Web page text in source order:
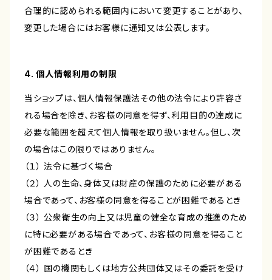
合理的に認められる範囲内において変更することがあり、
変更した場合にはお客様に通知又は公表します。
4. 個人情報利用の制限
当ショップは、個人情報保護法その他の法令により許容さ
れる場合を除き、お客様の同意を得ず、利用目的の達成に
必要な範囲を超えて個人情報を取り扱いません。但し、次
の場合はこの限りではありません。
（１） 法令に基づく場合
（２） 人の生命、身体又は財産の保護のために必要がある
場合であって、お客様の同意を得ることが困難であるとき
（３） 公衆衛生の向上又は児童の健全な育成の推進のため
に特に必要がある場合であって、お客様の同意を得ること
が困難であるとき
（４） 国の機関もしくは地方公共団体又はその委託を受け